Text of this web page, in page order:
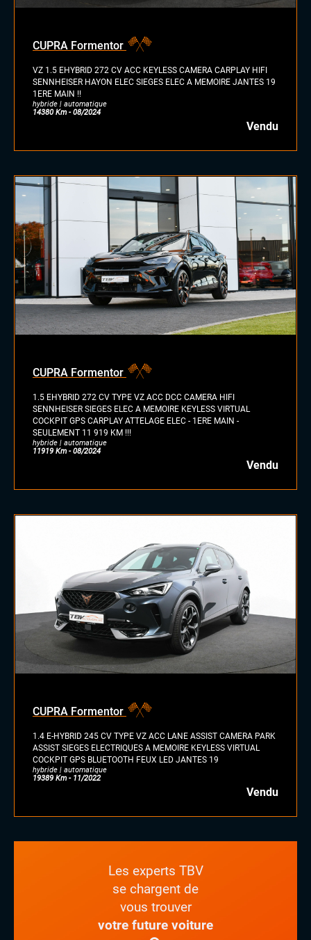
CUPRA Formentor
VZ 1.5 EHYBRID 272 CV ACC KEYLESS CAMERA CARPLAY HIFI
SENNHEISER HAYON ELEC SIEGES ELEC A MEMOIRE JANTES 19
1ERE MAIN !!
hybride | automatique
14380 Km - 08/2024
Vendu
CUPRA Formentor
1.5 EHYBRID 272 CV TYPE VZ ACC DCC CAMERA HIFI
SENNHEISER SIEGES ELEC A MEMOIRE KEYLESS VIRTUAL
COCKPIT GPS CARPLAY ATTELAGE ELEC - 1ERE MAIN -
SEULEMENT 11 919 KM !!!
hybride | automatique
11919 Km - 08/2024
Vendu
CUPRA Formentor
1.4 E-HYBRID 245 CV TYPE VZ ACC LANE ASSIST CAMERA PARK
ASSIST SIEGES ELECTRIQUES A MEMOIRE KEYLESS VIRTUAL
COCKPIT GPS BLUETOOTH FEUX LED JANTES 19
hybride | automatique
19389 Km - 11/2022
Vendu
Les experts TBV
se chargent de
vous trouver
votre future voiture